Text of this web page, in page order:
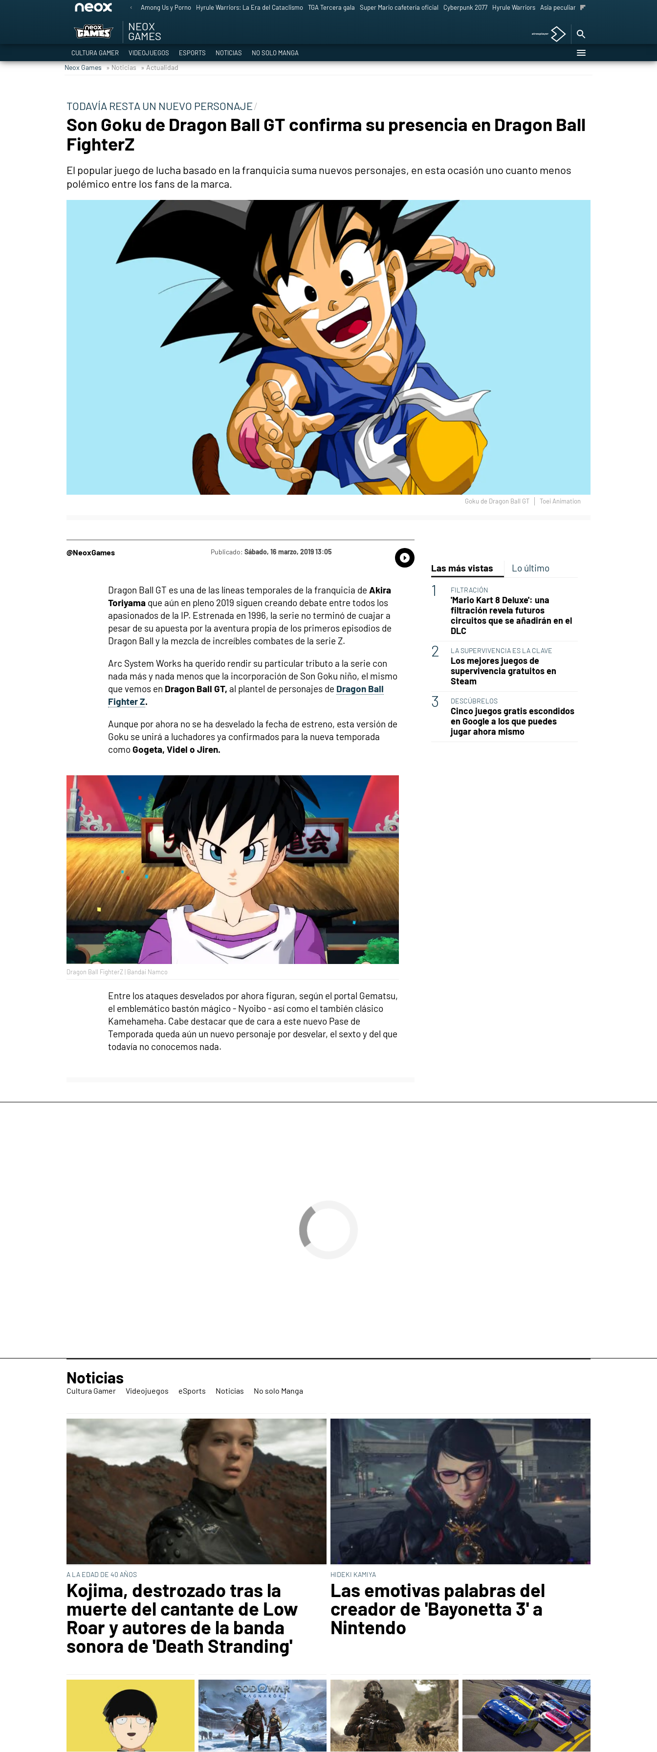
Among Us y Porno Hyrule Warriors: La Era del Cataclismo TGA Tercera gala Super Mario cafetería oficial Cyberpunk 2077 Hyrule Warriors Asia peculiar tradición
NEOX
GAMES
CULTURA GAMER VIDEOJUEGOS ESPORTS NOTICIAS NO SOLO MANGA
Neox Games » Noticias » Actualidad
TODAVÍA RESTA UN NUEVO PERSONAJE
Son Goku de Dragon Ball GT confirma su presencia en Dragon Ball
FighterZ
El popular juego de lucha basado en la franquicia suma nuevos personajes, en esta ocasión uno cuanto menos
polémico entre los fans de la marca.
Goku de Dragon Ball GT Toei Animation
@NeoxGames Publicado: Sábado, 16 marzo, 2019 13:05
Whatsapp
Compartir
Dragon Ball GT es una de las líneas temporales de la franquicia de Akira
Toriyama que aún en pleno 2019 siguen creando debate entre todos los
apasionados de la IP. Estrenada en 1996, la serie no terminó de cuajar a
pesar de su apuesta por la aventura propia de los primeros episodios de
Dragon Ball y la mezcla de increíbles combates de la serie Z.
Arc System Works ha querido rendir su particular tributo a la serie con
nada más y nada menos que la incorporación de Son Goku niño, el mismo
que vemos en Dragon Ball GT, al plantel de personajes de Dragon Ball
Fighter Z.
Aunque por ahora no se ha desvelado la fecha de estreno, esta versión de
Goku se unirá a luchadores ya confirmados para la nueva temporada
comoGogeta, Videl o Jiren.
Dragon Ball FighterZ | Bandai Namco
Entre los ataques desvelados por ahora figuran, según el portal Gematsu,
el emblemático bastón mágico - Nyoibo - así como el también clásico
Kamehameha. Cabe destacar que de cara a este nuevo Pase de
Temporada queda aún un nuevo personaje por desvelar, el sexto y del que
todavía no conocemos nada.
Las más vistas Lo último
FILTRACIÓN
'Mario Kart 8 Deluxe': una
filtración revela futuros
circuitos que se añadirán en el
DLC
LA SUPERVIVENCIA ES LA CLAVE
Los mejores juegos de
supervivencia gratuitos en
Steam
DESCÚBRELOS
Cinco juegos gratis escondidos
en Google a los que puedes
jugar ahora mismo
Noticias
Cultura Gamer Videojuegos eSports Noticias No solo Manga
A LA EDAD DE 40 AÑOS
Kojima, destrozado tras la
muerte del cantante de Low
Roar y autores de la banda
sonora de 'Death Stranding'
HIDEKI KAMIYA
Las emotivas palabras del
creador de 'Bayonetta 3' a
Nintendo